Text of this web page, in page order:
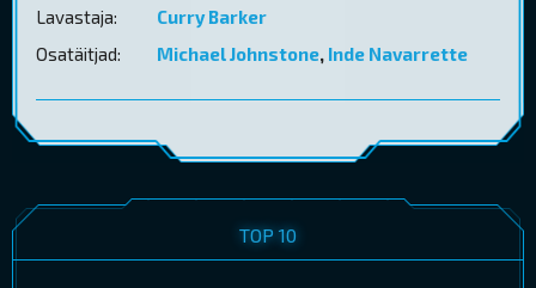
Lavastaja:
Curry Barker
Osatäitjad:
Michael Johnstone, Inde Navarrette
TOP 10